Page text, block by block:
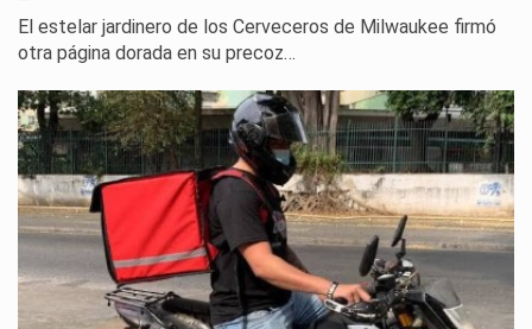
El estelar jardinero de los Cerveceros de Milwaukee firmó
otra página dorada en su precoz…